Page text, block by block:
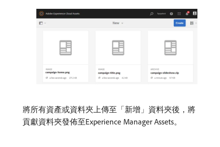
將所有資產或資料夾上傳至「新增」資料夾後，將
貢獻資料夾發佈至Experience Manager Assets。